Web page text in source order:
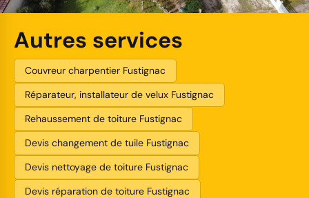
Autres services
Couvreur charpentier Fustignac
Réparateur, installateur de velux Fustignac
Rehaussement de toiture Fustignac
Devis changement de tuile Fustignac
Devis nettoyage de toiture Fustignac
Devis réparation de toiture Fustignac